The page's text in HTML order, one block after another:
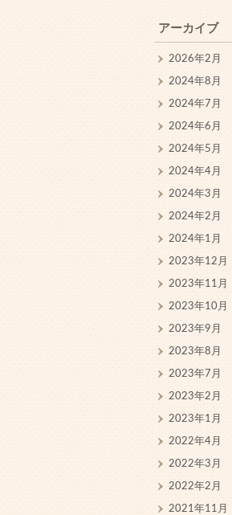
アーカイブ
2026年2月
2024年8月
2024年7月
2024年6月
2024年5月
2024年4月
2024年3月
2024年2月
2024年1月
2023年12月
2023年11月
2023年10月
2023年9月
2023年8月
2023年7月
2023年2月
2023年1月
2022年4月
2022年3月
2022年2月
2021年11月